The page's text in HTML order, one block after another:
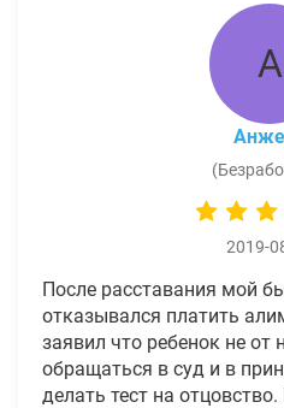
А
2019-
После расставания мой
отказывался платить
заявил что ребенок не от
обращаться в суд и в
делать тест на